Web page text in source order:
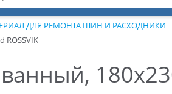
ДЛЯ РЕМОНТА ШИН И РАСХОДНИКИ